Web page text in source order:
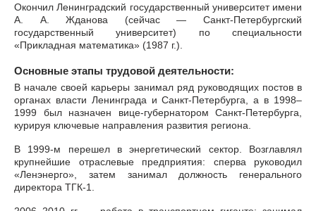
Окончил Ленинградский государственный университет имени
А. А. Жданова (сейчас — Санкт-Петербургский
государственный университет) по специальности
«Прикладная математика» (1987 г.).
Основные этапы трудовой деятельности:
В начале своей карьеры занимал ряд руководящих постов в
органах власти Ленинграда и Санкт-Петербурга, а в 1998–
1999 был назначен вице-губернатором Санкт-Петербурга,
курируя ключевые направления развития региона.
В 1999-м перешел в энергетический сектор. Возглавлял
крупнейшие отраслевые предприятия: сперва руководил
«Ленэнерго», затем занимал должность генерального
директора ТГК-1.